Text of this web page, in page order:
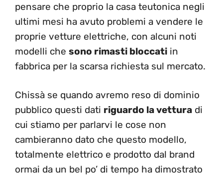
pensare che proprio la casa teutonica negli
ultimi mesi ha avuto problemi a vendere le
proprie vetture elettriche, con alcuni noti
modelli che sono rimasti bloccati in
fabbrica per la scarsa richiesta sul mercato.
Chissà se quando avremo reso di dominio
pubblico questi dati riguardo la vettura di
cui stiamo per parlarvi le cose non
cambieranno dato che questo modello,
totalmente elettrico e prodotto dal brand
ormai da un bel po’ di tempo ha dimostrato